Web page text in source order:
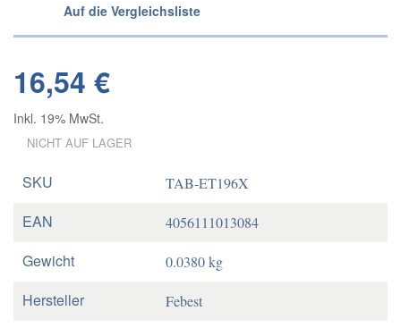
Auf die Vergleichsliste
16,54 €
Inkl. 19% MwSt.
NICHT AUF LAGER
SKU TAB-ET196X
EAN 4056111013084
Gewicht 0.0380 kg
Hersteller Febest